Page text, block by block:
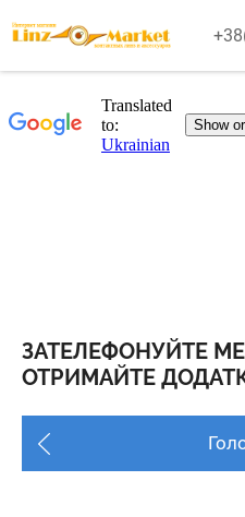
ЗАТЕЛЕФОНУЙТЕ
ОТРИМАЙТЕ